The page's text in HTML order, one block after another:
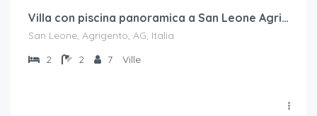
Villa con piscina panoramica a San Leone Agrigento
San Leone, Agrigento, AG, Italia
2
2 7 Ville